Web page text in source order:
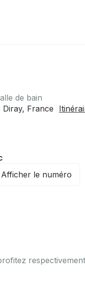
de bain
Diray, France
Afficher le numéro
respectivement